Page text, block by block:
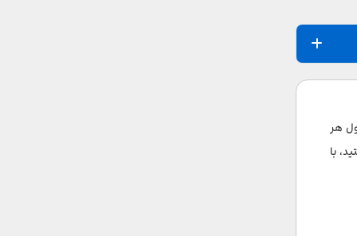
هر
با